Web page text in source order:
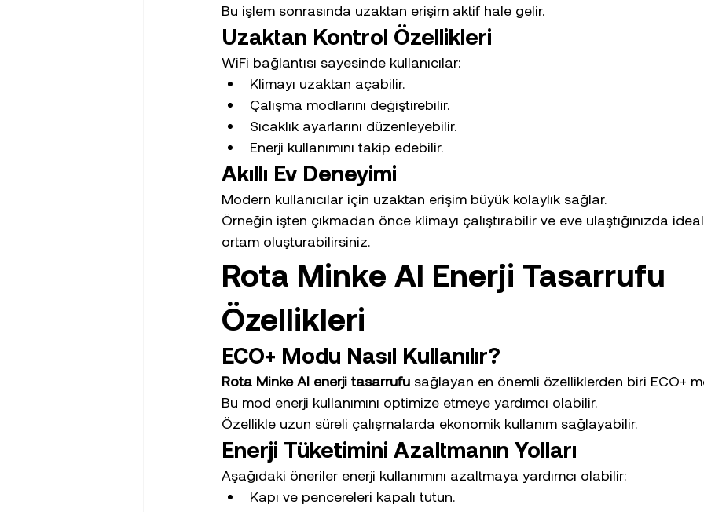
Bu işlem sonrasında uzaktan erişim aktif hale gelir.
Uzaktan Kontrol Özellikleri
WiFi bağlantısı sayesinde kullanıcılar:
Klimayı uzaktan açabilir.
Çalışma modlarını değiştirebilir.
Sıcaklık ayarlarını düzenleyebilir.
Enerji kullanımını takip edebilir.
Akıllı Ev Deneyimi
Modern kullanıcılar için uzaktan erişim büyük kolaylık sağlar.
Örneğin işten çıkmadan önce klimayı çalıştırabilir ve eve ulaştığınızda
ortam oluşturabilirsiniz.
Rota Minke AI Enerji Tasarrufu
Özellikleri
ECO+ Modu Nasıl Kullanılır?
Rota Minke AI enerji tasarrufu sağlayan en önemli özelliklerden biri ECO+
Bu mod enerji kullanımını optimize etmeye yardımcı olabilir.
Özellikle uzun süreli çalışmalarda ekonomik kullanım sağlayabilir.
Enerji Tüketimini Azaltmanın Yolları
Aşağıdaki öneriler enerji kullanımını azaltmaya yardımcı olabilir:
Kapı ve pencereleri kapalı tutun.